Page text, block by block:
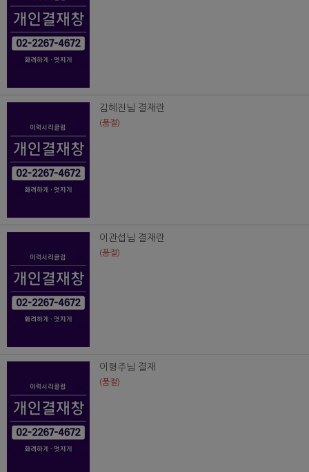
김혜진님 결재란
(품절)
이관섭님 결재란
(품절)
이형주님 결재
(품절)